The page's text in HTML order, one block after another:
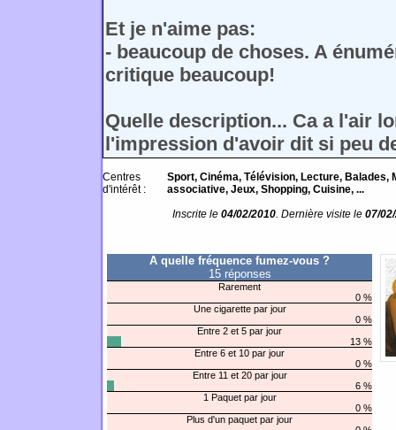
Et je n'aime pas:
- beaucoup de choses. A
critique beaucoup!
Quelle description... Ca a l'air
l'impression d'avoir dit si peu
Centres
d'intérêt :
Sport, Cinéma, Télévision, Lecture, Balades,
associative, Jeux, Shopping, Cuisine, ...
Inscrite le 04/02/2010. Dernière visite le 07/
A quelle fréquence fumez-vous ?
15 réponses
Rarement
0 %
Une cigarette par jour
0 %
Entre 2 et 5 par jour
13 %
Entre 6 et 10 par jour
0 %
Entre 11 et 20 par jour
6 %
1 Paquet par jour
0 %
Plus d'un paquet par jour